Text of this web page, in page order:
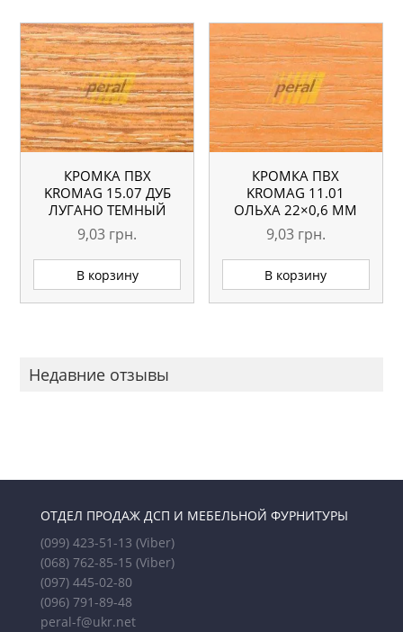
КРОМКА ПВХ
KROMAG 15.07 ДУБ
ЛУГАНО ТЕМНЫЙ
22×0,6 ММ
9,03 грн.
В корзину
КРОМКА ПВХ
KROMAG 11.01
ОЛЬХА 22×0,6 ММ
9,03 грн.
В корзину
Недавние отзывы
ОТДЕЛ ПРОДАЖ ДСП И МЕБЕЛЬНОЙ ФУРНИТУРЫ
(099) 423-51-13 (Viber)
(068) 762-85-15 (Viber)
(097) 445-02-80
(096) 791-89-48
peral-f@ukr.net